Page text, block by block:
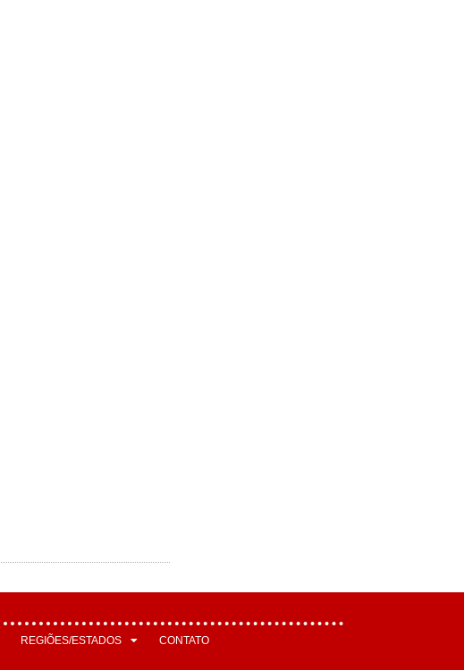
REGIÕES/ESTADOS CONTATO